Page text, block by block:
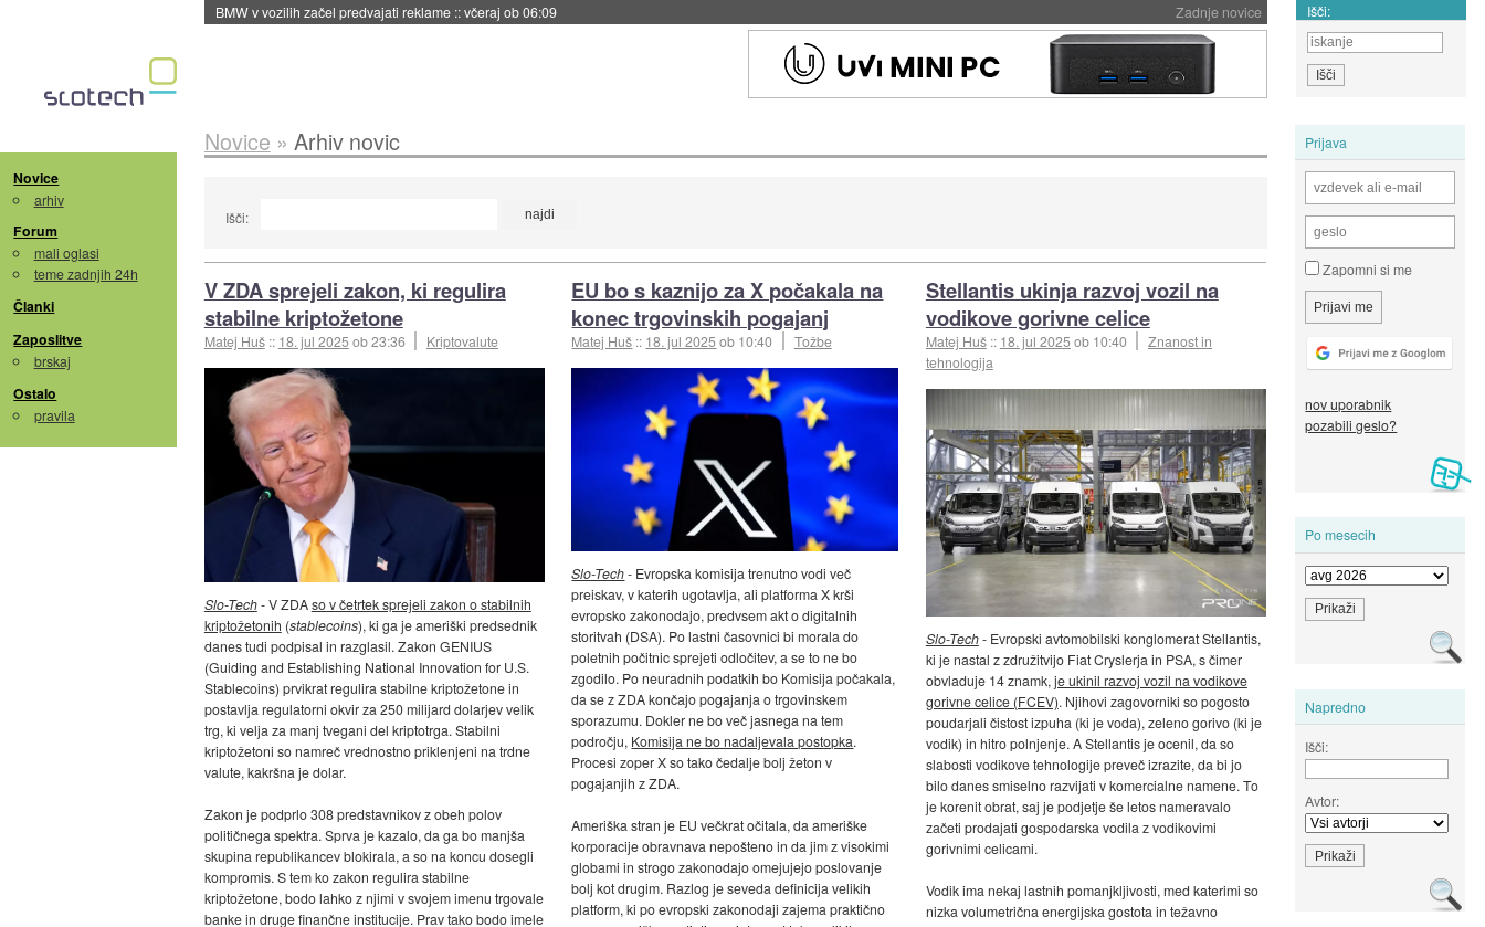
Zadnje novice
BMW v vozilih začel predvajati reklame ::včeraj ob 06:09 Išči:
Novice
arhiv
Forum
mali oglasi
teme zadnjih 24h
Članki
Zaposlitve
brskaj
Ostalo
pravila
Prijava
Zapomni si me
nov uporabnik
pozabili geslo?
Po mesecih
Napredno
Išči:
Avtor:
Novice » Arhiv novic
Išči:
V ZDA sprejeli zakon, ki regulira
stabilne kriptožetone
Matej Huš :: 18. jul 2025ob 23:36 Kriptovalute
Slo-Tech- V ZDAso v četrtek sprejeli zakon o stabilnih
kriptožetonih (stablecoins), ki ga je ameriški predsednik
danes tudi podpisal in razglasil. Zakon GENIUS
(Guiding and Establishing National Innovation for U.S.
Stablecoins) prvikrat regulira stabilne kriptožetone in
postavlja regulatorni okvir za 250 milijard dolarjev velik
trg, ki velja za manj tvegani del kriptotrga. Stabilni
kriptožetoni so namreč vrednostno priklenjeni na trdne
valute, kakršna je dolar.
Zakon je podprlo 308 predstavnikov z obeh polov
političnega spektra. Sprva je kazalo, da ga bo manjša
skupina republikancev blokirala, a so na koncu dosegli
kompromis. S tem ko zakon regulira stabilne
kriptožetone, bodo lahko z njimi v svojem imenu trgovale
banke in druge finančne institucije. Prav tako bodo imele
EU bo s kaznijo za X počakala na
konec trgovinskih pogajanj
Matej Huš :: 18. jul 2025ob 10:40 Tožbe
Slo-Tech- Evropska komisija trenutno vodi več
preiskav, v katerih ugotavlja, ali platforma X krši
evropsko zakonodajo, predvsem akt o digitalnih
storitvah (DSA). Po lastni časovnici bi morala do
poletnih počitnic sprejeti odločitev, a se to ne bo
zgodilo. Po neuradnih podatkih bo Komisija počakala,
da se z ZDA končajo pogajanja o trgovinskem
sporazumu. Dokler ne bo več jasnega na tem
področju, Komisija ne bo nadaljevala postopka.
Procesi zoper X so tako čedalje bolj žeton v
pogajanjih z ZDA.
Ameriška stran je EU večkrat očitala, da ameriške
korporacije obravnava nepošteno in da jim z visokimi
globami in strogo zakonodajo omejujejo poslovanje
bolj kot drugim. Razlog je seveda definicija velikih
platform, ki po evropski zakonodaji zajema praktično
Stellantis ukinja razvoj vozil na
vodikove gorivne celice
Matej Huš :: 18. jul 2025ob 10:40
Znanost in
tehnologija
Slo-Tech- Evropski avtomobilski konglomerat Stellantis,
ki je nastal z združitvijo Fiat Cryslerja in PSA, s čimer
obvladuje 14 znamk,je ukinil razvoj vozil na vodikove
gorivne celice (FCEV). Njihovi zagovorniki so pogosto
poudarjali čistost izpuha (ki je voda), zeleno gorivo (ki je
vodik) in hitro polnjenje. A Stellantis je ocenil, da so
slabosti vodikove tehnologije preveč izrazite, da bi jo
bilo danes smiselno razvijati v komercialne namene. To
je korenit obrat, saj je podjetje še letos nameravalo
začeti prodajati gospodarska vodila z vodikovimi
gorivnimi celicami.
Vodik ima nekaj lastnih pomanjkljivosti, med katerimi so
nizka volumetrična energijska gostota in težavno